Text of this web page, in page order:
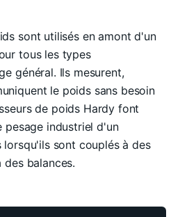
sont utilisés en amont d'un
tous les types
général. Ils mesurent,
le poids sans besoin
de poids Hardy font
industriel d'un
sont couplés à des
balances.